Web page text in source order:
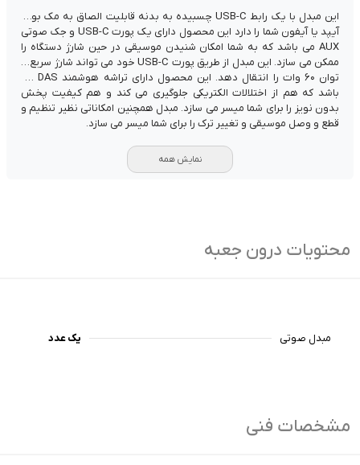
این مبدل با یک رابط USB-C چسبیده به بدنه قابلیت الصاق به مک بوک،
آیپد یا آیفون شما را دارد این محصول دارای یک پورت USB-C و جک صوتی
AUX می باشد که به شما امکان شنیدن موسیقی در حین شارژ دستگاه را
ممکن می سازد. این مبدل از طریق پورت USB-C خود می تواند شارژ سریع با
توان ۶۰ وات را انتقال دهد. این محصول دارای تراشه هوشمند DAS می
باشد که هم از اختلالات الکتریکی جلوگیری می کند و هم کیفیت پخش
بدون نویز را برای شما میسر می سازد. مبدل همچنین امکاناتی نظیر تنظیم و
قطع و وصل موسیقی و تغییر ترک را برای شما میسر می سازد.
نمایش همه
محتویات درون جعبه
مبدل صوتی یک عدد
مشخصات فنی